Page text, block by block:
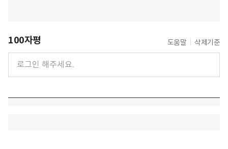
100자평 도움말 삭제기준